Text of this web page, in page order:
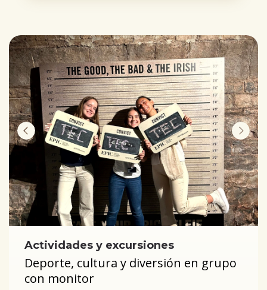
Actividades y excursiones
Deporte, cultura y diversión en grupo
con monitor